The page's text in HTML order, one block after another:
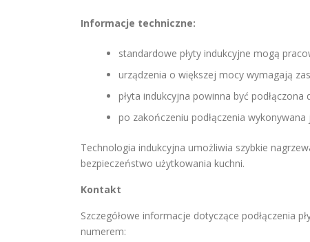
Informacje techniczne:
standardowe płyty indukcyjne mogą
urządzenia o większej mocy wymagają
płyta indukcyjna powinna być
po zakończeniu podłączenia
Technologia indukcyjna umożliwia szybkie
bezpieczeństwo użytkowania kuchni.
Kontakt
Szczegółowe informacje dotyczące podłączenia
numerem: